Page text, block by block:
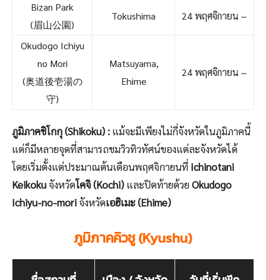
Bizan Park
(眉山公園)
Tokushima 24 พฤศจิกายน ~
Okudogo Ichiyu
no Mori
(奥道後壱湯の
守)
Matsuyama,
Ehime
24 พฤศจิกายน ~
ภูมิภาคชิโกกุ (Shikoku) : แม้จะมีเพียงไม่กี่จังหวัดในภูมิภาคนี้
แต่ก็มีหลายจุดที่สามารถชมวิวทิวทัศน์ของแต่ละจังหวัดได้
โดยเริ่มตั้งแต่ประมาณต้นเดือนพฤศจิกายนที่ Ichinotani
Keikoku จังหวัดโคจิ (Kochi) และปิดท้ายด้วยOkudogo
Ichiyu-no-mori จังหวัดเอฮิเมะ (Ehime)
ภูมิภาคคิวชู (Kyushu)